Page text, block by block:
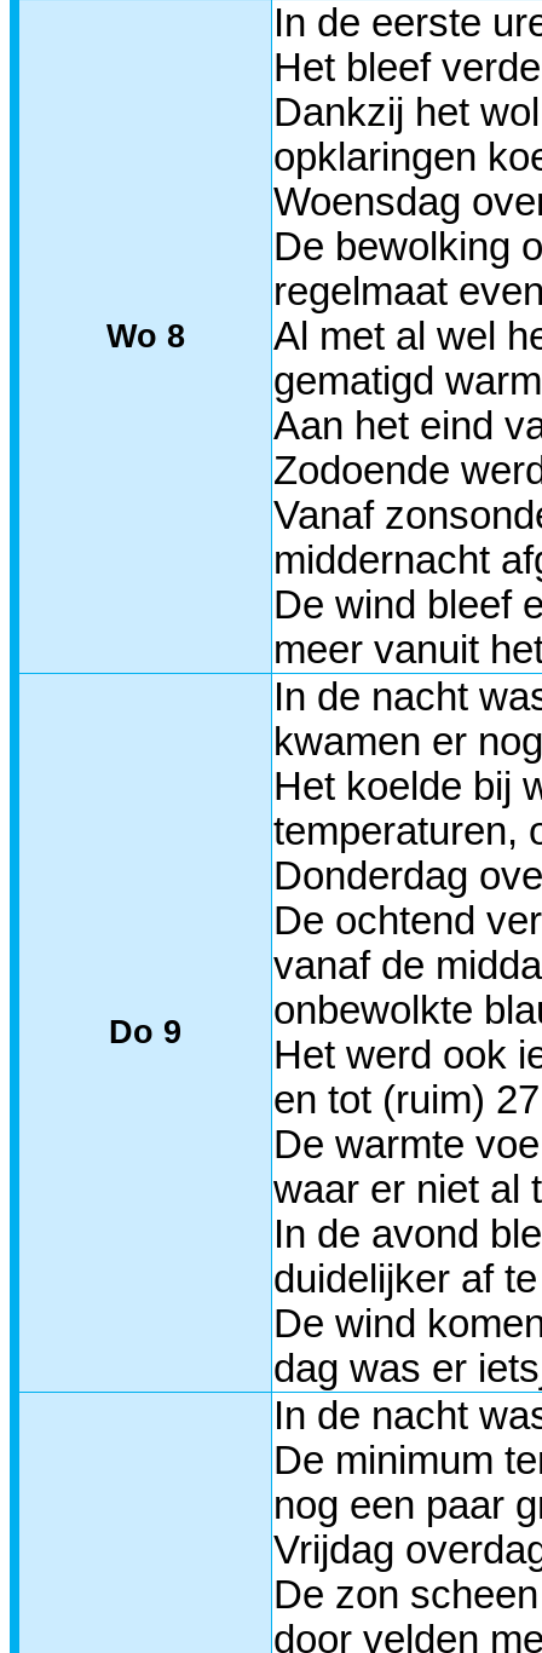
Wo 8
In de eerste
Het bleef
Dankzij het
opklaringen
Woensdag
De bewolking
regelmaat
Al met al wel
gematigd
Aan het eind
Zodoende
Vanaf
middernacht
De wind bleef
meer vanuit
Do 9
In de nacht
kwamen er
Het koelde bij
temperaturen,
Donderdag
De ochtend
vanaf de
onbewolkte
Het werd ook
en tot (ruim)
De warmte
waar er niet al
In de avond
duidelijker af
De wind
dag was er
In de nacht
De minimum
nog een paar
Vrijdag
De zon
door velden